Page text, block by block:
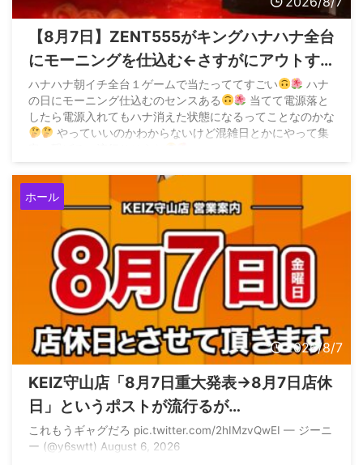
【8月7日】ZENT555がキングハナハナ全台
にモーニングを仕込む←さすがにアウトす
ぎてお咎めなしなら加速すると危惧する声
も
ハナハナ朝イチ全台１ゲームで当たっててすごい
ハナ
の日にモーニング仕込むのセンスある
当てて電源落と
したら電源入れてもハナ消えた状態になるってことなのかな
やっていいのかわからないけど混雑日とかにやって集
(@z3QM2EHwjP94458) August 7, 2026 &n ...
ホール
2026/8/7
KEIZ守山店「8月7日重大発表→8月7日店休
日」というポストが流行るが…
これもうギャグだろ pic.twitter.com/2hIMzvQwEI — ジーニ
ー (@y6swtt) August 6, 2026